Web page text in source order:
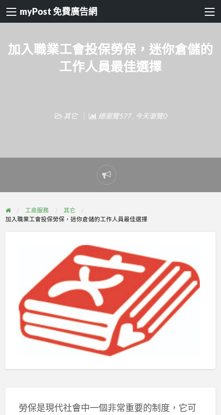
myPost 免費廣告網
加入職業工會投保勞保，迷你倉儲的
工作人員最佳選擇
其它 總瀏覽577 , 今天瀏覽0
Report
problem
工商服務
其它
加入職業工會投保勞保，迷你倉儲的工作人員最佳選擇
勞保是現代社會中一個非常重要的制度，它可